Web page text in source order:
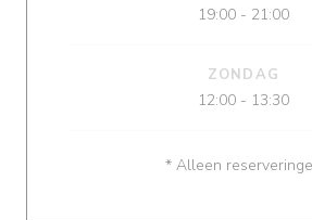
19:00 - 21:00
ZONDAG
12:00 - 13:30
* Alleen